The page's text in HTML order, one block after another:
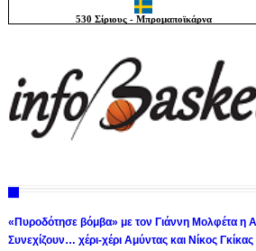
«Πυροδότησε βόμβα» με τον Γιάννη Μολφέτα η
Συνεχίζουν… χέρι-χέρι Αμύντας και Νίκος Γκίκας